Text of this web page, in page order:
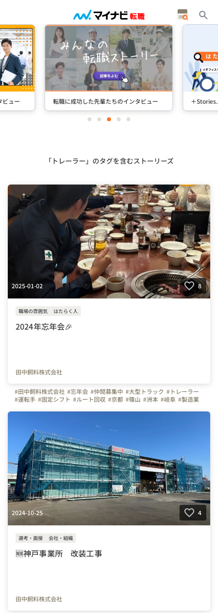
ビュー 転職に成功した先輩たちのインタビュー ＋
itemitemitemitemitem
「トレーラー」のタグを含むストーリーズ
2025-01-02 8
職場の雰囲気 はたらく人
2024年忘年会🎉
田中飼料株式会社
#田中飼料株式会社 #忘年会 #仲間募集中 #大型トラック #トレーラー
#運転手 #固定シフト #ルート回収 #京都 #篠山 #洲本 #岐阜 #製造業
2024-10-25 4
選考・面接 会社・組織
🆕神戸事業所 改装工事
田中飼料株式会社